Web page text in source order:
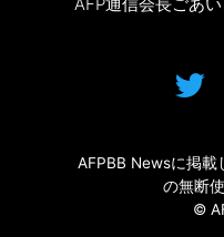
AFPBB Newsに掲載
の無断
©